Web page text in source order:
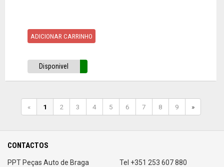
ADICIONAR CARRINHO
Disponivel
« 1 2 3 4 5 6 7 8 9 »
CONTACTOS
PPT Peças Auto de Braga
Tel +351 253 607 880